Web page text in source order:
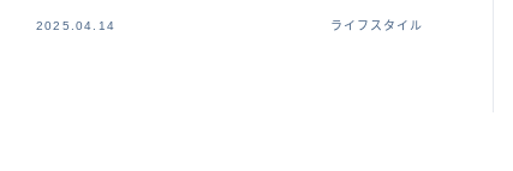
2025.04.14 ライフスタイル